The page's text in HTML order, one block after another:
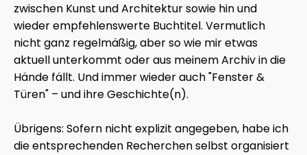
zwischen Kunst und Architektur sowie hin und
wieder empfehlenswerte Buchtitel. Vermutlich
nicht ganz regelmäßig, aber so wie mir etwas
aktuell unterkommt oder aus meinem Archiv in die
Hände fällt. Und immer wieder auch "Fenster &
Türen" – und ihre Geschichte(n).
Übrigens: Sofern nicht explizit angegeben, habe ich
die entsprechenden Recherchen selbst organisiert